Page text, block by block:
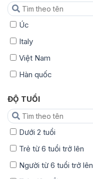
Úc
Italy
Việt Nam
Hàn quốc
ĐỘ TUỔI
Dưới 2 tuổi
Trẻ từ 6 tuổi trở lên
Người từ 6 tuổi trở lên